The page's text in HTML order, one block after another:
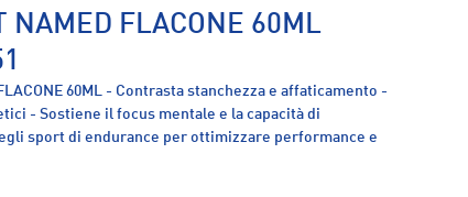
NAMED FLACONE 60ML
60ML - Contrasta stanchezza e affaticamento -
- Sostiene il focus mentale e la capacità di
sport di endurance per ottimizzare performance e